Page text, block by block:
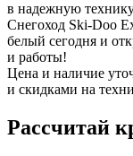
в надежную
Снегоход Ski-Doo
белый сегодня и
и работы!
Цена и наличие
и скидками на
Рассчитай